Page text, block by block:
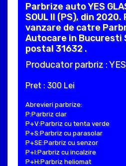
Parbrize auto YES
SOUL II (PS), din
vanzare de catre
Autocare in Bucuresti
postal 31632 .
Producator parbriz :
Pret : 300 Lei
Abrevieri parbrize:
P:Parbriz clar
P+V:Parbriz cu tenta verde
P+S:Parbriz cu parasolar
P+SE:Parbriz cu senzor
P+I:Parbriz cu incalzire
P+H:Parbriz heliomat